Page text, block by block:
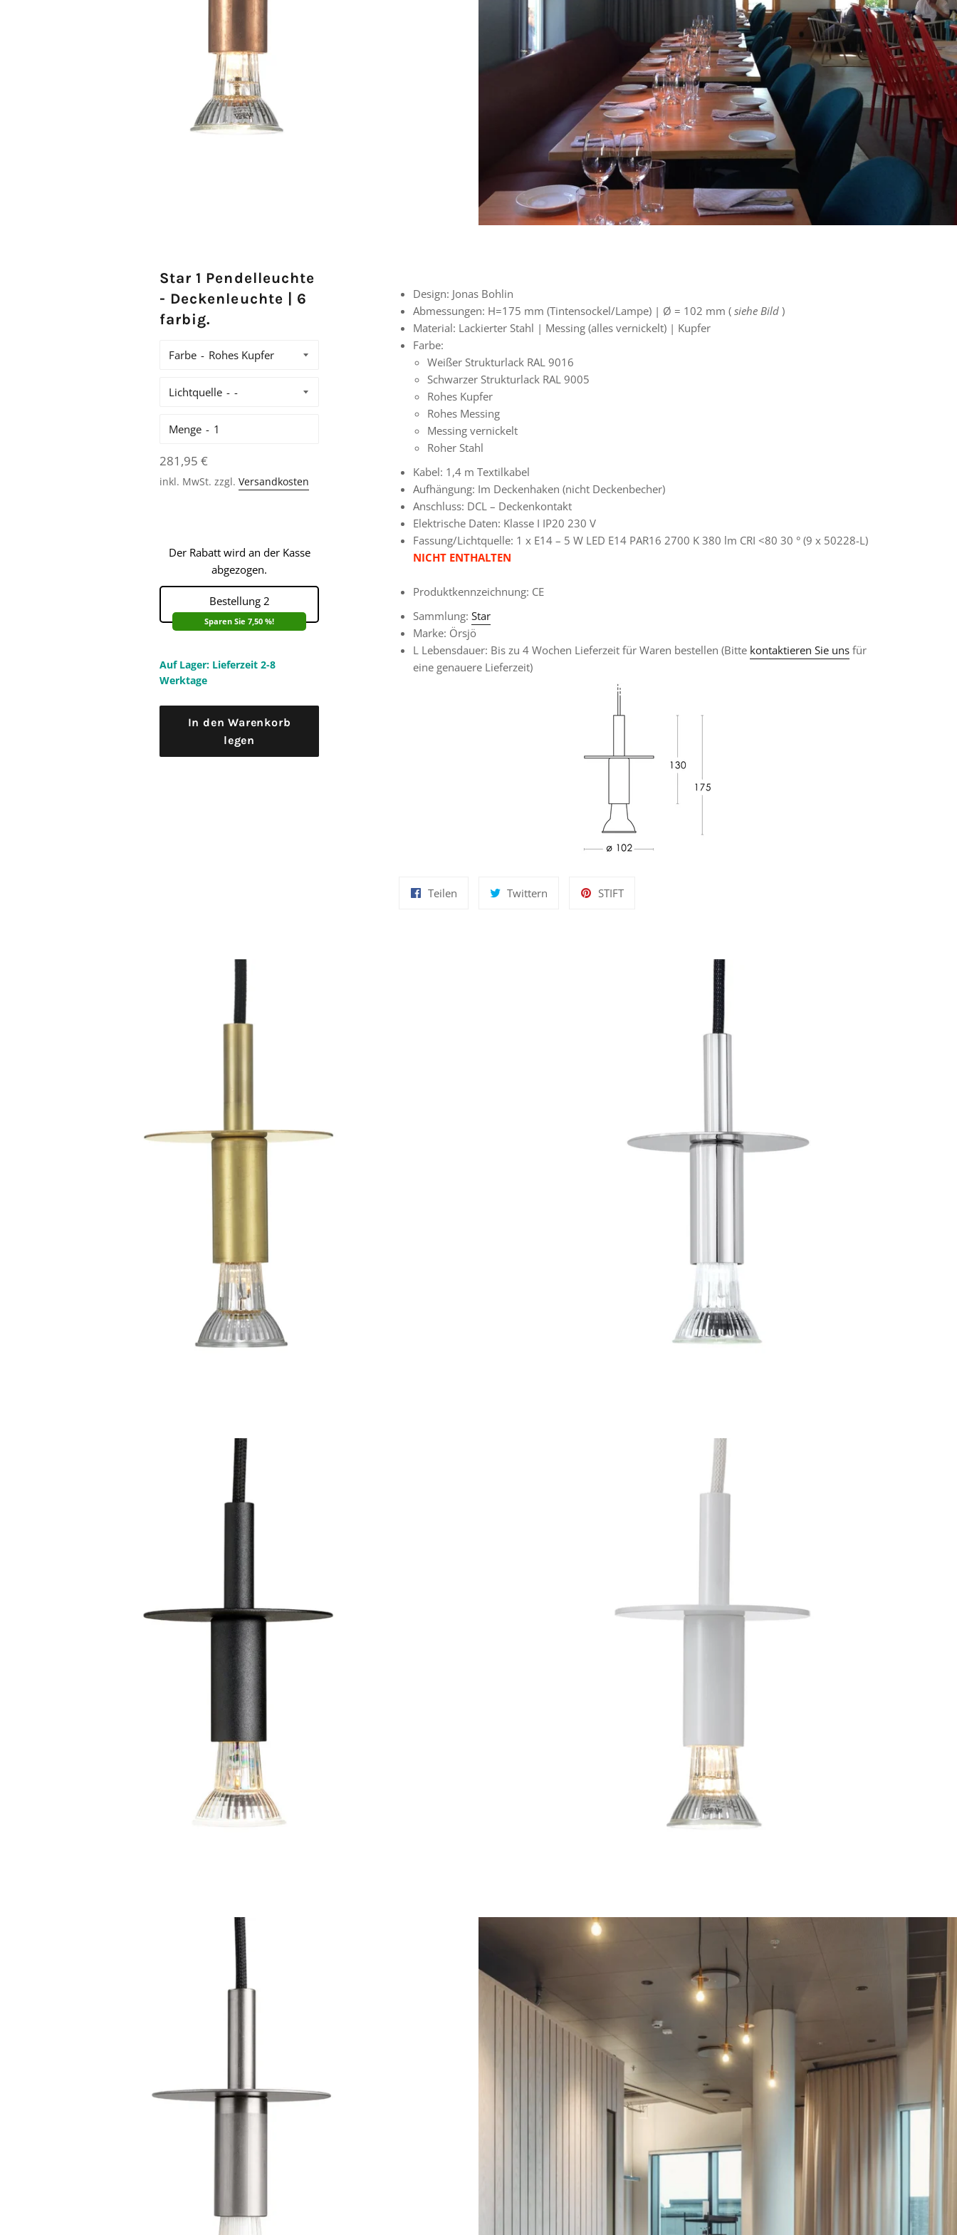
Star 1 Pendelleuchte
- Deckenleuchte | 6
farbig.
Farbe
Lichtquelle
Menge
Normaler
Preis
281,95 €
inkl. MwSt. zzgl. Versandkosten
Der Rabatt wird an der Kasse
abgezogen.
Bestellung 2
Sparen Sie 7,50 %!
Auf Lager: Lieferzeit 2-8
Werktage
In den Warenkorb
legen
Design: Jonas Bohlin
Abmessungen: H=175 mm (Tintensockel/Lampe) | Ø = 102 mm ( siehe Bild )
Material: Lackierter Stahl | Messing (alles vernickelt) | Kupfer
Farbe:
Weißer Strukturlack RAL 9016
Schwarzer Strukturlack RAL 9005
Rohes Kupfer
Rohes Messing
Messing vernickelt
Roher Stahl
Kabel: 1,4 m Textilkabel
Aufhängung: Im Deckenhaken (nicht Deckenbecher)
Anschluss: DCL – Deckenkontakt
Elektrische Daten: Klasse I IP20 230 V
Fassung/Lichtquelle: 1 x E14 – 5 W LED E14 PAR16 2700 K 380 lm CRI <80 30 ° (9 x 50228-L)
NICHT ENTHALTEN
Produktkennzeichnung: CE
Sammlung: Star
Marke: Örsjö
L Lebensdauer: Bis zu 4 Wochen Lieferzeit für Waren bestellen (Bitte kontaktieren Sie uns für
eine genauere Lieferzeit)
Teilen Twittern STIFTAuf